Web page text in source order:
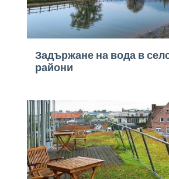
Задържане на вода в
райони